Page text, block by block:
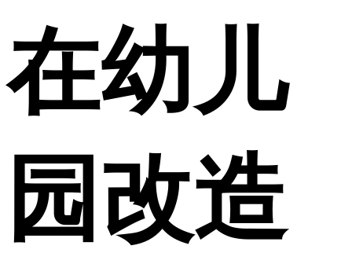
在幼儿
园改造